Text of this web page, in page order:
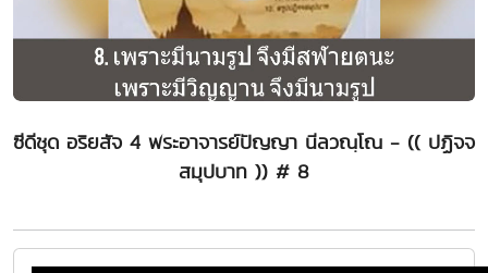
ซีดีชุด อริยสัจ 4 พระอาจารย์ปัญญา นีลวณฺโณ - (( ปฏิจจ
สมุปบาท )) # 8